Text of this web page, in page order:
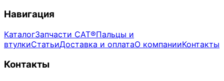
Навигация
КаталогЗапчасти CAT®Пальцы и
втулкиСтатьиДоставка и оплатаО компанииКонтакты
Контакты